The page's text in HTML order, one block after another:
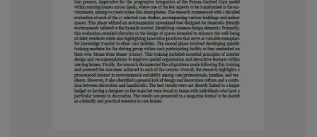
Egizu lan gurekin
Salaketa-kanala